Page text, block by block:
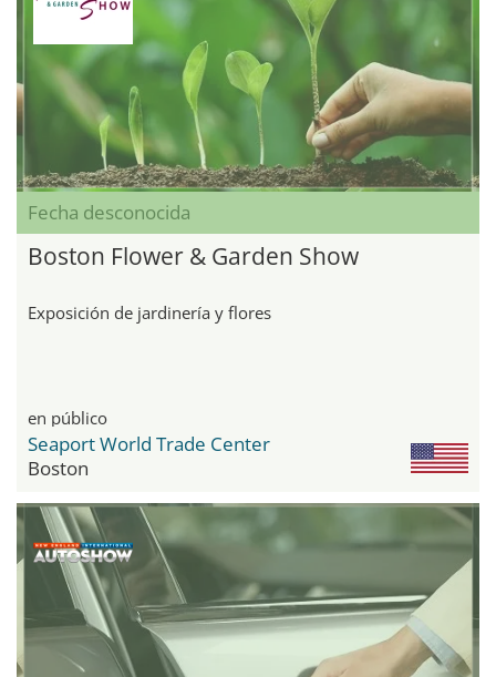
Fecha desconocida
Boston Flower & Garden Show
Exposición de jardinería y flores
en público
Seaport World Trade Center
Boston